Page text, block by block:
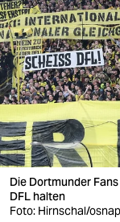
sport
berlin
nord
wahrheit
verlag
verlag
Die Dortmunder
DFL halten
Foto: Hirnschal/